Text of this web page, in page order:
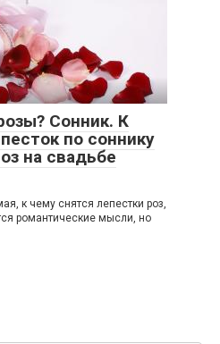
Сонник. К
по соннику
на свадьбе
к чему снятся лепестки роз,
романтические мысли, но